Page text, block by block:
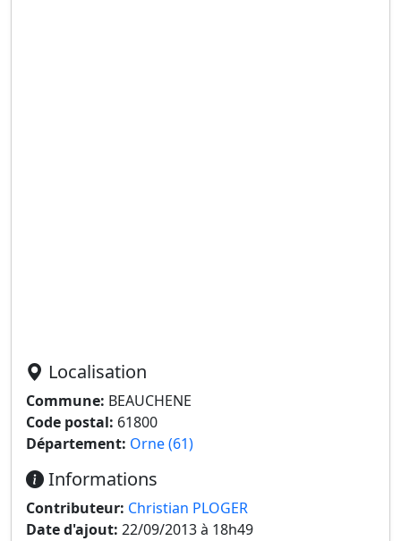
Localisation
Commune: BEAUCHENE
Code postal: 61800
Département: Orne (61)
Informations
Contributeur: Christian PLOGER
Date d'ajout: 22/09/2013 à 18h49